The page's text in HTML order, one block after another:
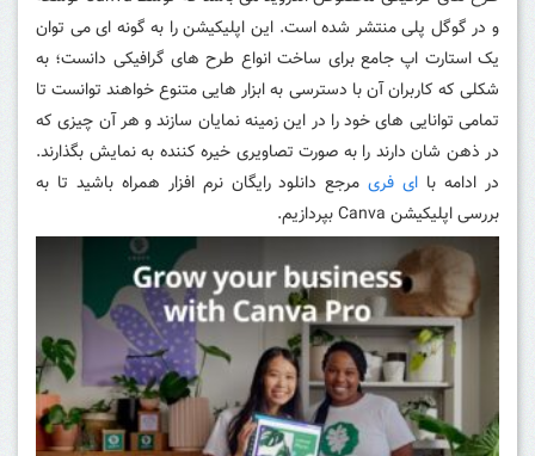
و در گوگل پلی منتشر شده است. این اپلیکیشن را به گونه ای می توان
یک استارت اپ جامع برای ساخت انواع طرح های گرافیکی دانست؛ به
شکلی که کاربران آن با دسترسی به ابزار هایی متنوع خواهند توانست تا
تمامی توانایی های خود را در این زمینه نمایان سازند و هر آن چیزی که
در ذهن شان دارند را به صورت تصاویری خیره کننده به نمایش بگذارند.
در ادامه با ای فریمرجع دانلود رایگان نرم افزار همراه باشید تا به
بررسی اپلیکیشن Canva بپردازیم.